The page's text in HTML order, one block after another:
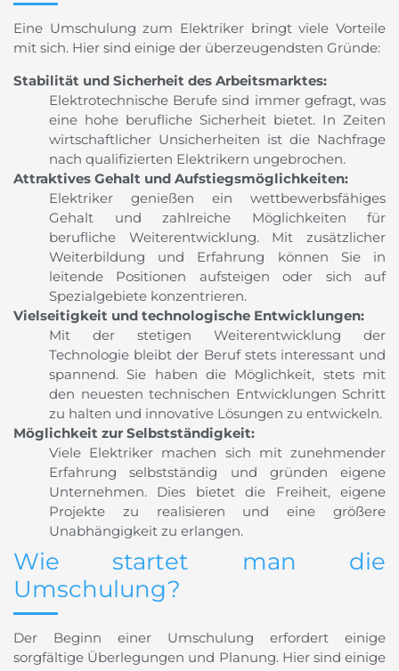
Eine Umschulung zum Elektriker bringt viele Vorteile
mit sich. Hier sind einige der überzeugendsten Gründe:
Stabilität und Sicherheit des Arbeitsmarktes:
Elektrotechnische Berufe sind immer gefragt, was
eine hohe berufliche Sicherheit bietet. In Zeiten
wirtschaftlicher Unsicherheiten ist die Nachfrage
nach qualifizierten Elektrikern ungebrochen.
Attraktives Gehalt und Aufstiegsmöglichkeiten:
Elektriker genießen ein wettbewerbsfähiges
Gehalt und zahlreiche Möglichkeiten für
berufliche Weiterentwicklung. Mit zusätzlicher
Weiterbildung und Erfahrung können Sie in
leitende Positionen aufsteigen oder sich auf
Spezialgebiete konzentrieren.
Vielseitigkeit und technologische Entwicklungen:
Mit der stetigen Weiterentwicklung der
Technologie bleibt der Beruf stets interessant und
spannend. Sie haben die Möglichkeit, stets mit
den neuesten technischen Entwicklungen Schritt
zu halten und innovative Lösungen zu entwickeln.
Möglichkeit zur Selbstständigkeit:
Viele Elektriker machen sich mit zunehmender
Erfahrung selbstständig und gründen eigene
Unternehmen. Dies bietet die Freiheit, eigene
Projekte zu realisieren und eine größere
Unabhängigkeit zu erlangen.
Wie startet man die
Umschulung?
Der Beginn einer Umschulung erfordert einige
sorgfältige Überlegungen und Planung. Hier sind einige